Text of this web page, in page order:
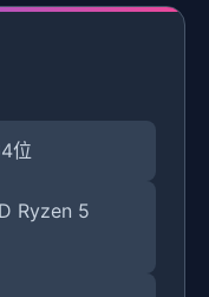
位
Ryzen 5